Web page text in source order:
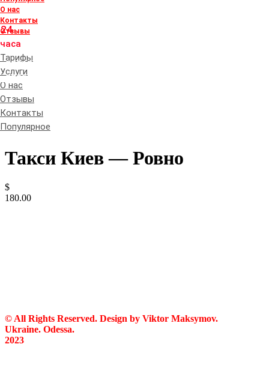
+380632213472
24
часа
Тарифы
Услуги
О нас
Отзывы
Контакты
Популярное
О нас
Контакты
Отзывы
+380632213472
+380505687015
Такси Киев — Ровно
$
180.00
© All Rights Reserved. Design by Viktor Maksymov.
Ukraine. Odessa.
2023